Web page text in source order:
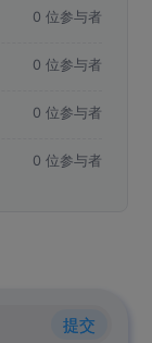
0 位参与者
0 位参与者
0 位参与者
0 位参与者
提交